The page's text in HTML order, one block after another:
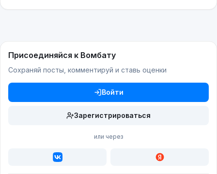
Присоединяйся к Вомбату
Сохраняй посты, комментируй и ставь оценки
Войти
Зарегистрироваться
или через